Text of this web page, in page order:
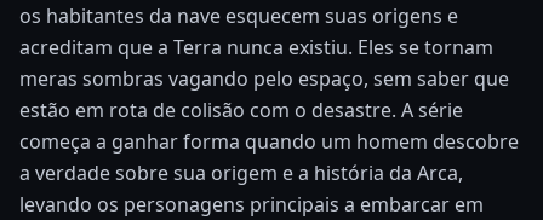
os habitantes da nave esquecem suas origens e
acreditam que a Terra nunca existiu. Eles se tornam
meras sombras vagando pelo espaço, sem saber que
estão em rota de colisão com o desastre. A série
começa a ganhar forma quando um homem descobre
a verdade sobre sua origem e a história da Arca,
levando os personagens principais a embarcar em